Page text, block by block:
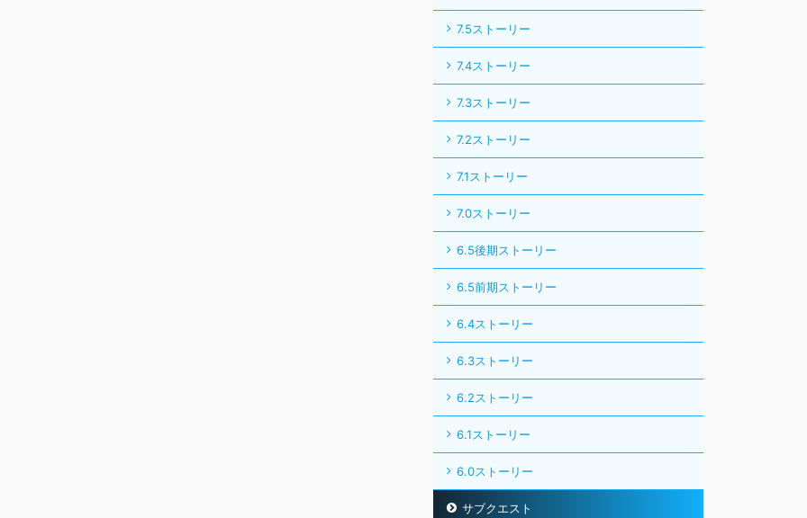
7.5ストーリー
7.4ストーリー
7.3ストーリー
7.2ストーリー
7.1ストーリー
7.0ストーリー
6.5後期ストーリー
6.5前期ストーリー
6.4ストーリー
6.3ストーリー
6.2ストーリー
6.1ストーリー
6.0ストーリー
サブクエスト